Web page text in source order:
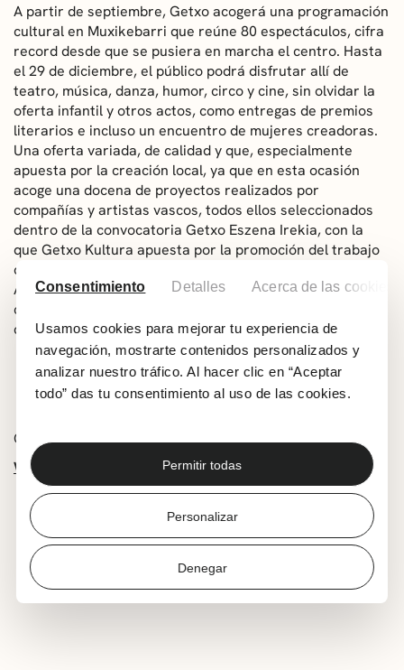
Consentimiento Detalles Acerca de las cookies
Usamos cookies para mejorar tu experiencia de
navegación, mostrarte contenidos personalizados y
analizar nuestro tráfico. Al hacer clic en “Aceptar
todo” das tu consentimiento al uso de las cookies.
Permitir todas
Personalizar
Denegar
A partir de septiembre, Getxo acogerá una programación
cultural en Muxikebarri que reúne 80 espectáculos, cifra
record desde que se pusiera en marcha el centro. Hasta
el 29 de diciembre, el público podrá disfrutar allí de
teatro, música, danza, humor, circo y cine, sin olvidar la
oferta infantil y otros actos, como entregas de premios
literarios e incluso un encuentro de mujeres creadoras.
Una oferta variada, de calidad y que, especialmente
apuesta por la creación local, ya que en esta ocasión
acoge una docena de proyectos realizados por
compañías y artistas vascos, todos ellos seleccionados
dentro de la convocatoria Getxo Eszena Irekia, con la
que Getxo Kultura apuesta por la promoción del trabajo
desarrollado por el sector creativo más cercano.
Además, en el último cuatrimestre del año se exhibirán
cuatro coproducciones realizadas en colaboración con
diferentes compañías y artistas vascos/as.
Programación completa de Muxikebarri septiembre-
diciembre 2024
Comparte esta noticia:
Whatsapp
ÚLTIMAS NOTICIAS